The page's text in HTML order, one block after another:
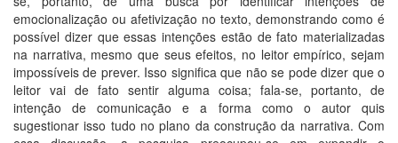
emocionalização ou afetivização no texto, demonstrando como é
possível dizer que essas intenções estão de fato materializadas
na narrativa, mesmo que seus efeitos, no leitor empírico, sejam
impossíveis de prever. Isso significa que não se pode dizer que o
leitor vai de fato sentir alguma coisa; fala-se, portanto, de
intenção de comunicação e a forma como o autor quis
sugestionar isso tudo no plano da construção da narrativa. Com